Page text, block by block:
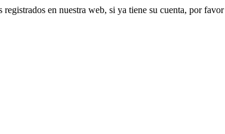
en nuestra web, si ya tiene su cuenta, por favor